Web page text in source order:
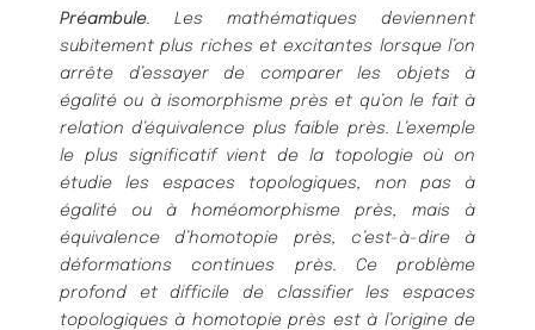
Préambule . Les mathématiques deviennent
subitement plus riches et excitantes lorsque l’on
arrête d’essayer de comparer les objets à
égalité ou à isomorphisme près et qu’on le fait à
relation d’équivalence plus faible près. L’exemple
le plus significatif vient de la topologieoù on
étudie les espaces topologiques, non pas à
égalité ou à homéomorphisme près, mais à
équivalence d’homotopie près, c’est-à-dire à
déformations continues près. Ce problème
profond et difficile de classifier les espaces
topologiques à homotopie près est à l’origine de